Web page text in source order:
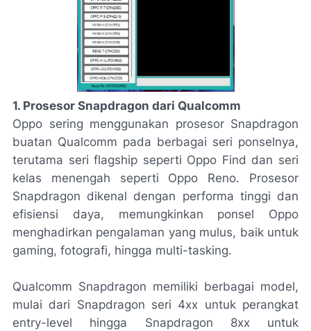
1. Prosesor Snapdragon dari Qualcomm
Oppo sering menggunakan prosesor Snapdragon
buatan Qualcomm pada berbagai seri ponselnya,
terutama seri flagship seperti Oppo Find dan seri
kelas menengah seperti Oppo Reno. Prosesor
Snapdragon dikenal dengan performa tinggi dan
efisiensi daya, memungkinkan ponsel Oppo
menghadirkan pengalaman yang mulus, baik untuk
gaming, fotografi, hingga multi-tasking.
Qualcomm Snapdragon memiliki berbagai model,
mulai dari Snapdragon seri 4xx untuk perangkat
entry-level hingga Snapdragon 8xx untuk